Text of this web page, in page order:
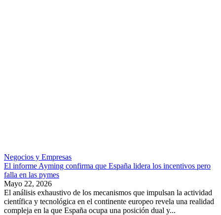
Negocios y Empresas
El informe Ayming confirma que España lidera los incentivos pero
falla en las pymes
Mayo 22, 2026
El análisis exhaustivo de los mecanismos que impulsan la actividad
científica y tecnológica en el continente europeo revela una realidad
compleja en la que España ocupa una posición dual y...